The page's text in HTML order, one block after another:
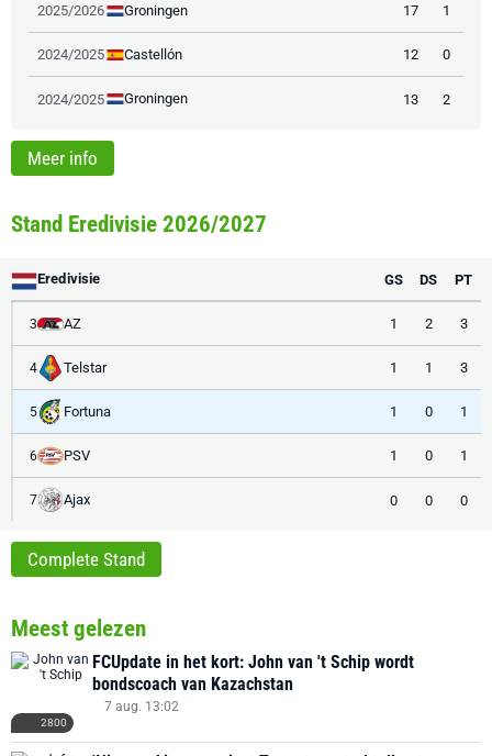
2025/2026 Groningen 17 1
2024/2025 Castellón 12 0
2024/2025 Groningen 13 2
Meer info
Stand Eredivisie 2026/2027
Eredivisie GS DS PT
3 AZ 1 2 3
4 Telstar 1 1 3
5 Fortuna 1 0 1
6 PSV 1 0 1
7 Ajax 0 0 0
Complete Stand
Meest gelezen
2800
FCUpdate in het kort: John van 't Schip wordt
bondscoach van Kazachstan
7 aug. 13:02